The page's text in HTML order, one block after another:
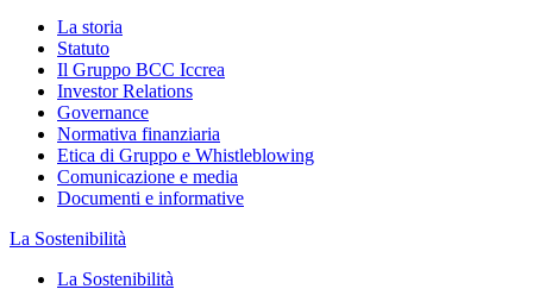
La storia
Statuto
Il Gruppo BCC Iccrea
Investor Relations
Governance
Normativa finanziaria
Etica di Gruppo e Whistleblowing
Comunicazione e media
Documenti e informative
La Sostenibilità
La Sostenibilità